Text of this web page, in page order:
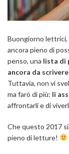
Buongiorno lettrici,
ancora pieno di
penso, una lista di
ancora da scrivere
Tuttavia, non vi
ma farò di più: li
affrontarli e di
Che questo 2017
pieno di letture!